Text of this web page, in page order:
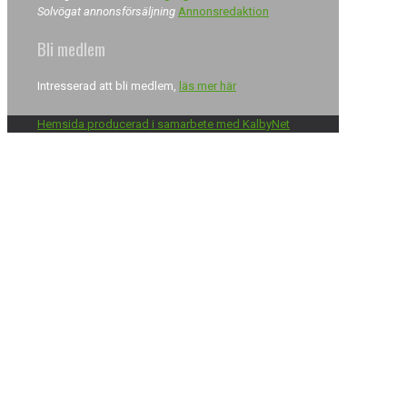
Solvögat annonsförsäljning Annonsredaktion
Bli medlem
Intresserad att bli medlem, läs mer här
Hemsida producerad i samarbete med KalbyNet